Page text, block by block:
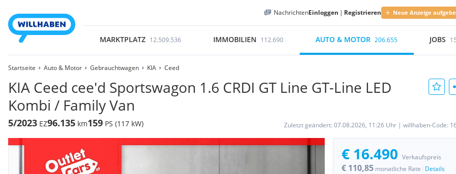
NachrichtenEinloggen | Registrieren Neue Anzeige
MARKTPLATZ 12.509.536 IMMOBILIEN 112.690 AUTO & MOTOR 206.655 JOBS
Startseite Auto & Motor Gebrauchtwagen KIA Ceed
KIA Ceed cee'd Sportswagon 1.6 CRDI GT Line GT-Line LED
Kombi / Family Van
5/2023 EZ96.135 km159 PS (117 kW) Zuletzt geändert: 07.08.2026, 11:26 Uhr | willhaben-Code:
€ 16.490 Verkaufspreis
€ 110,85 monatliche Rate Details